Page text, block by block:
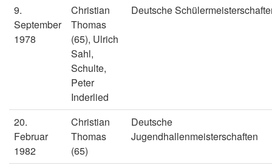
9.
September
1978
Christian
Thomas
(65), Ulrich
Sahl,
Schulte,
Peter
Inderlied
Deutsche
20.
Februar
1982
Christian
Thomas
(65)
Deutsche
Jugendhallenmeisterschaften